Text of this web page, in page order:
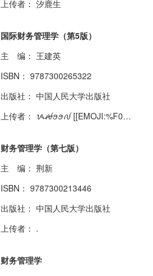
上传者： 汐鹿生
国际财务管理学（第5版）
主 编： 王建英
ISBN： 9787300265322
出版社： 中国人民大学出版社
上传者： ᝰꫛꪮꪮꫜ [[EMOJI:%F0%9F%8C%99]] .
财务管理学（第七版）
主 编： 荆新
ISBN： 9787300213446
出版社： 中国人民大学出版社
上传者： .
财务管理学